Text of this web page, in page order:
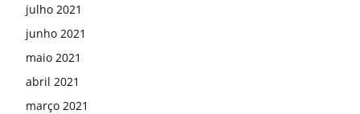
julho 2021
junho 2021
maio 2021
abril 2021
março 2021